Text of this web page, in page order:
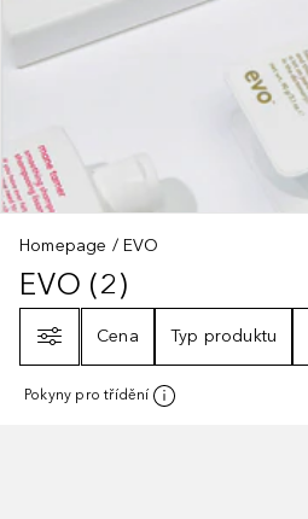
Homepage EVO
EVO2VÝSLEDKY
EVO (2)
Cena
Typ produktu
Pokyny pro třídění